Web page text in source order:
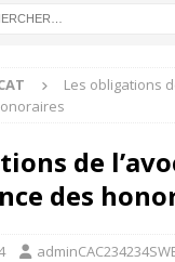
Les obligations
de
des